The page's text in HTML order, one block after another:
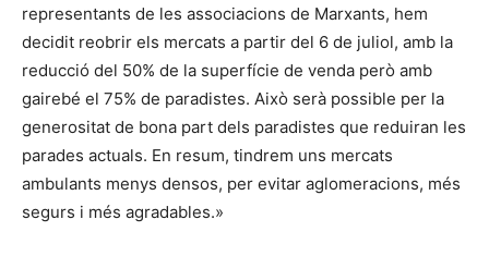
representants de les associacions de Marxants, hem
decidit reobrir els mercats a partir del 6 de juliol, amb la
reducció del 50% de la superfície de venda però amb
gairebé el 75% de paradistes. Això serà possible per la
generositat de bona part dels paradistes que reduiran les
parades actuals. En resum, tindrem uns mercats
ambulants menys densos, per evitar aglomeracions, més
segurs i més agradables.»